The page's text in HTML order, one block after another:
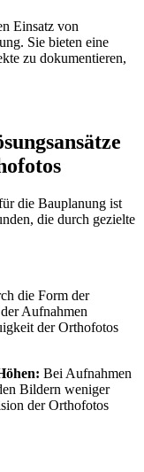
Einsatz von
Sie bieten eine
zu dokumentieren,
die Bauplanung ist
die durch gezielte
die Form der
Aufnahmen
der Orthofotos
Bei Aufnahmen
Bildern weniger
der Orthofotos